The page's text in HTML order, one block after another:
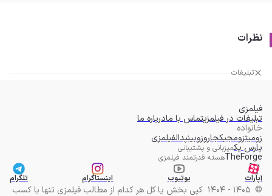
نظرات
تبلیغات
فیلمزی
تبلیغات در فیلمزیتماس با مادرباره ما
خانواده
زومیتزومجیکجاروزوبینپدالفیلمزی
پارس پکمیزبانی و پشتیبانی
TheForgeهسته قدرتمند فیلمزی
آپارات
یوتیوب اینستاگرام تلگرام
©
1405 - 1404 کپی بخش یا کل هر کدام از مطالب فیلمزی تنها با کسب